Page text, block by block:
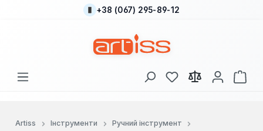
Перейти до основного вмісту
+38 (067) 295-89-12
У вас є 0 у списку
Artiss Інструменти
Ручний інструмент